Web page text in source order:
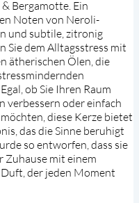
Bergamotte. Ein
Noten von Neroli-
und subtile, zitronig
Sie dem Alltagsstress mit
ätherischen Ölen, die
ob Sie Ihren Raum
verbessern oder einfach
diese Kerze bietet
das die Sinne beruhigt
so entworfen, dass sie
Zuhause mit einem
der jeden Moment